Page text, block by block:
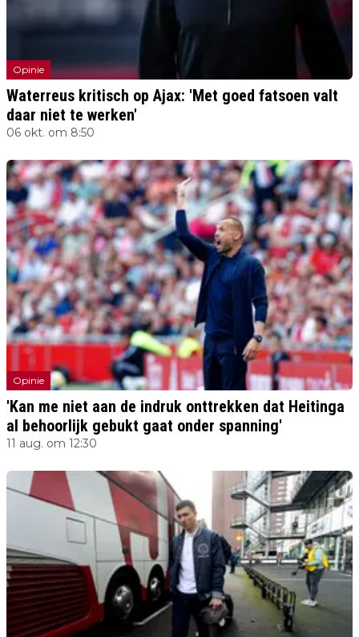
Opinie
Waterreus kritisch op Ajax: 'Met goed fatsoen valt
daar niet te werken'
06 okt. om 8:50
Opinie
'Kan me niet aan de indruk onttrekken dat Heitinga
al behoorlijk gebukt gaat onder spanning'
11 aug. om 12:30